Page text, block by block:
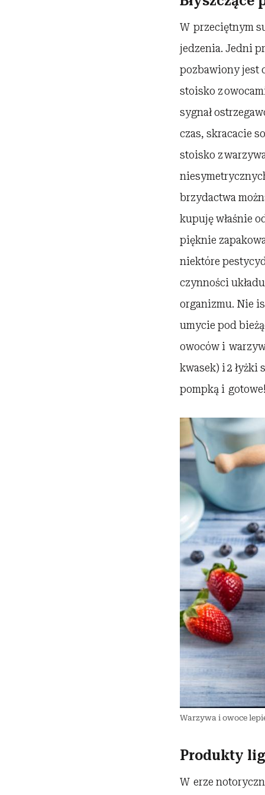
W przeciętnym
jedzenia. Jedni
pozbawiony jest
stoisko z
sygnał
czas, skracacie
stoisko z
brzydactwa
kupuję właśnie
pięknie
niektóre
czynności
organizmu. Nie
umycie pod
owoców i
kwasek) i 2 łyżki
pompką i
Warzywa i owoce
Produkty
W erze